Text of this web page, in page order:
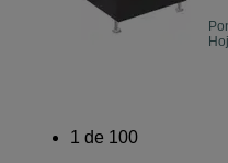
1 de 100